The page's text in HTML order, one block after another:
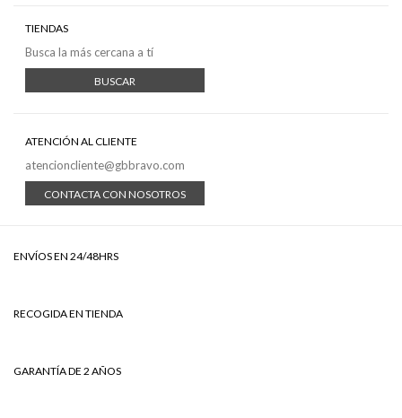
TIENDAS
Busca la más cercana a tí
BUSCAR
ATENCIÓN AL CLIENTE
atencioncliente@gbbravo.com
CONTACTA CON NOSOTROS
ENVÍOS EN 24/48HRS
RECOGIDA EN TIENDA
GARANTÍA DE 2 AÑOS